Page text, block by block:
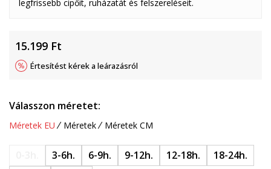
legfrissebb cipőit, ruházatát és felszereléseit.
15.199 Ft
Értesítést kérek a leárazásról
Válasszon méretet:
Méretek EU Méretek Méretek CM
3-6h. 6-9h. 9-12h. 12-18h.
18-24h.